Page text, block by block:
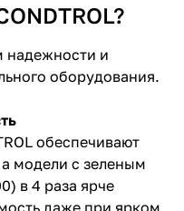
надежности и
оборудования.
обеспечивают
модели с зеленым
в 4 раза ярче
даже при ярком